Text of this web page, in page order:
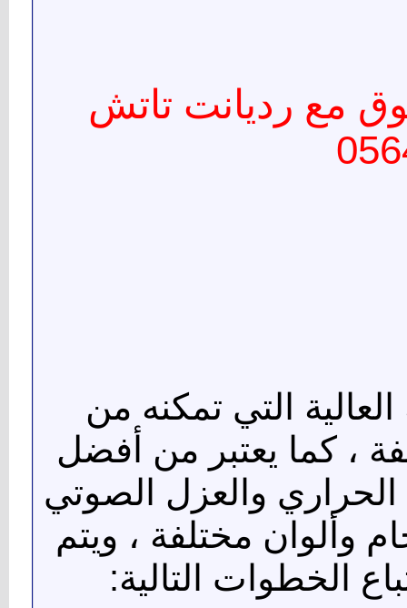
مع رديانت تاتش
التي تمكنه من
، كما يعتبر من أفضل
والعزل الصوتي
وألوان مختلفة ، ويتم
الخطوات التالية: